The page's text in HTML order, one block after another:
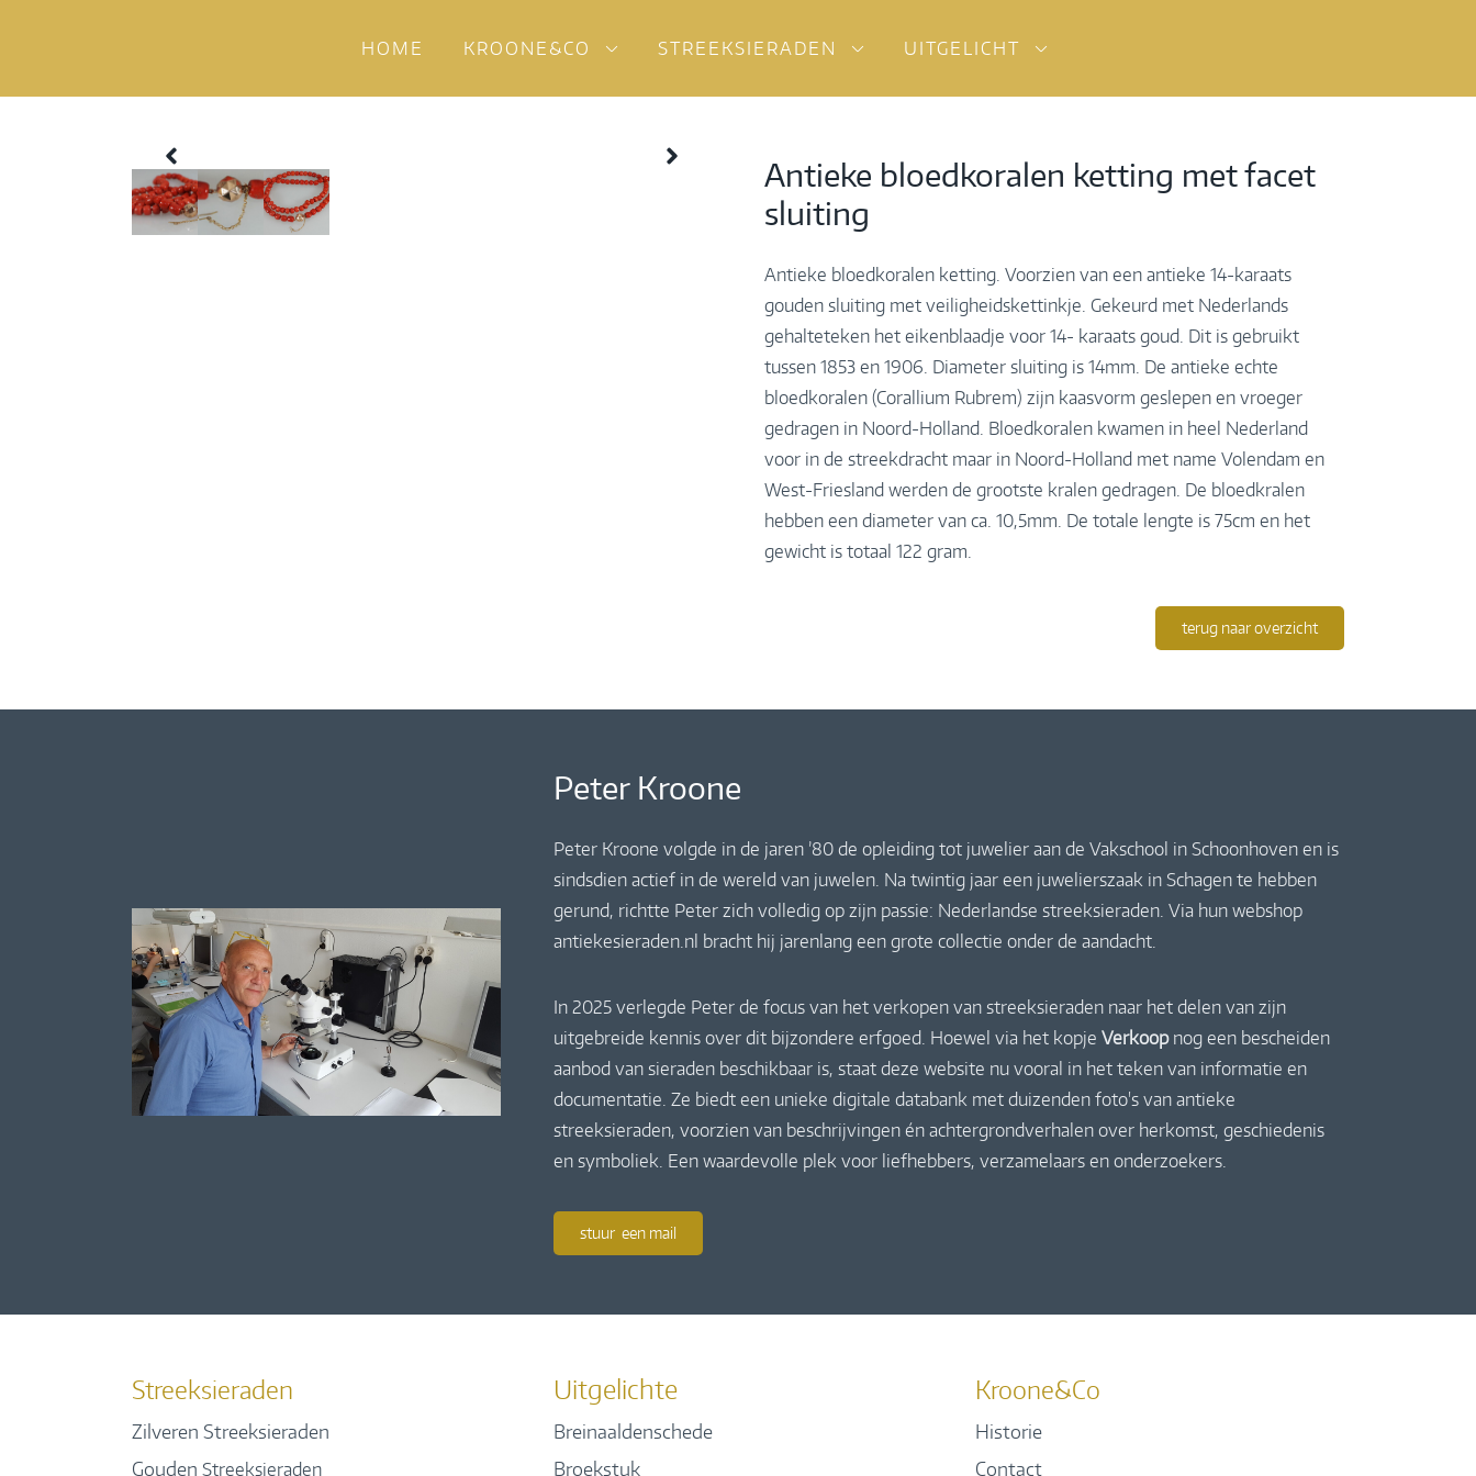
HOME KROONE&CO STREEKSIERADEN UITGELICHT
Antieke bloedkoralen ketting met facet
sluiting
Antieke bloedkoralen ketting. Voorzien van een antieke 14-karaats
gouden sluiting met veiligheidskettinkje. Gekeurd met Nederlands
gehalteteken het eikenblaadje voor 14- karaats goud. Dit is gebruikt
tussen 1853 en 1906. Diameter sluiting is 14mm. De antieke echte
bloedkoralen (Corallium Rubrem) zijn kaasvorm geslepen en vroeger
gedragen in Noord-Holland. Bloedkoralen kwamen in heel Nederland
voor in de streekdracht maar in Noord-Holland met name Volendam en
West-Friesland werden de grootste kralen gedragen. De bloedkralen
hebben een diameter van ca. 10,5mm. De totale lengte is 75cm en het
gewicht is totaal 122 gram.
terug naar overzicht
Peter Kroone
Peter Kroone volgde in de jaren ’80 de opleiding tot juwelier aan de Vakschool in Schoonhoven en is
sindsdien actief in de wereld van juwelen. Na twintig jaar een juwelierszaak in Schagen te hebben
gerund, richtte Peter zich volledig op zijn passie: Nederlandse streeksieraden. Via hun webshop
antiekesieraden.nl bracht hij jarenlang een grote collectie onder de aandacht.
In 2025 verlegde Peter de focus van het verkopen van streeksieraden naar het delen van zijn
uitgebreide kennis over dit bijzondere erfgoed. Hoewel via het kopje Verkoopnog een bescheiden
aanbod van sieraden beschikbaar is, staat deze website nu vooral in het teken van informatie en
documentatie. Ze biedt een unieke digitale databank met duizenden foto's van antieke
streeksieraden, voorzien van beschrijvingen én achtergrondverhalen over herkomst, geschiedenis
en symboliek. Een waardevolle plek voor liefhebbers, verzamelaars en onderzoekers.
stuur een mail
Streeksieraden
Zilveren Streeksieraden
Gouden Streeksieraden
Uitgelichte
Breinaaldenschede
Broekstuk
Kroone&Co
Historie
Contact